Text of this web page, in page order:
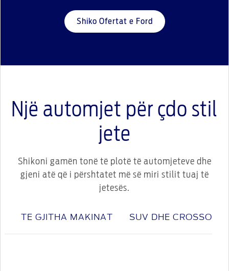
Shiko Ofertat e Ford
Një automjet për çdo stil
jete
Shikoni gamën tonë të plotë të automjeteve dhe
gjeni atë që i përshtatet më së miri stilit tuaj të
jetesës.
TE GJITHA MAKINAT SUV DHE